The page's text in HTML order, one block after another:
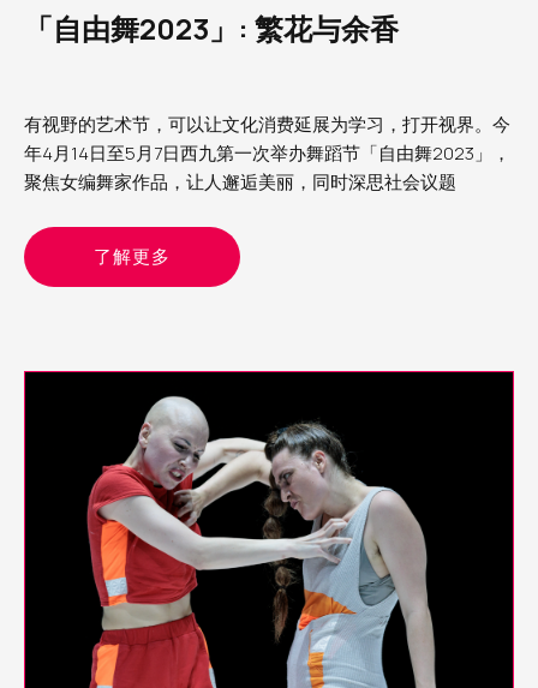
「自由舞2023」: 繁花与余香
有视野的艺术节，可以让文化消费延展为学习，打开视界。今
年4月14日至5月7日西九第一次举办舞蹈节「自由舞2023」，
聚焦女编舞家作品，让人邂逅美丽，同时深思社会议题
了解更多